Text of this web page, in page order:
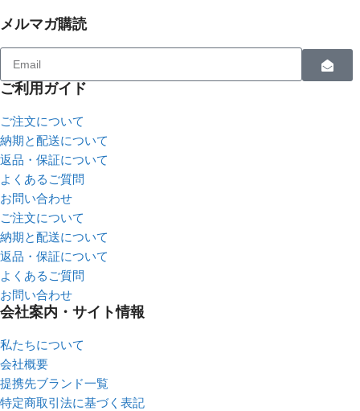
メルマガ購読
ご利用ガイド
ご注文について
納期と配送について
返品・保証について
よくあるご質問
お問い合わせ
ご注文について
納期と配送について
返品・保証について
よくあるご質問
お問い合わせ
会社案内・サイト情報
私たちについて
会社概要
提携先ブランド一覧
特定商取引法に基づく表記